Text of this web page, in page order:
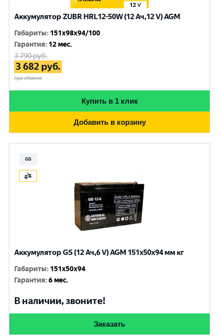
Аккумулятор ZUBR HRL12-50W (12 Ач,12 V) AGM
Габариты: 151x98x94/100
Гарантия: 12 мес.
3 790руб.
3 682 руб.
при обмене
Купить в 1 клик
Добавить в корзину
GS
Аккумулятор GS (12 Ач,6 V) AGM 151x50x94 мм кг
Габариты: 151x50x94
Гарантия:6 мес.
В наличии, звоните!
Заказать